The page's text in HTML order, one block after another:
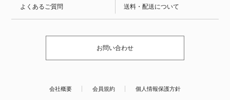
よくあるご質問 送料・配送について
お問い合わせ
会社概要 会員規約 個人情報保護方針